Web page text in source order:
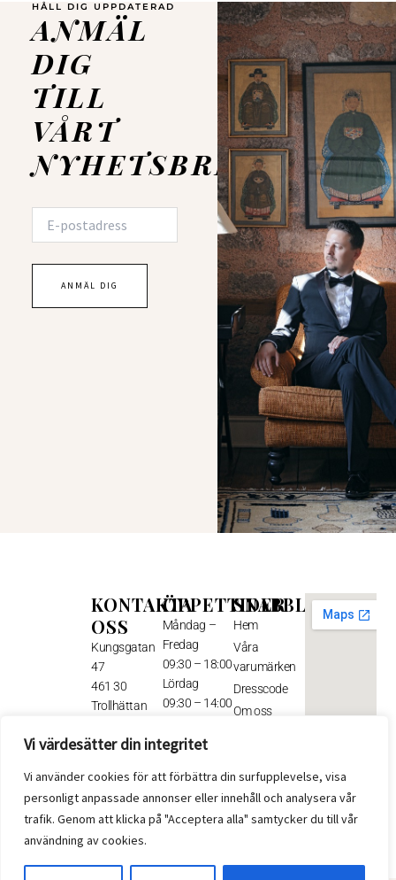
Vi värdesätter din integritet
Vi använder cookies för att förbättra din surfupplevelse, visa
personligt anpassade annonser eller innehåll och analysera vår
trafik. Genom att klicka på "Acceptera alla" samtycker du till vår
användning av cookies.
HÅLL DIG UPPDATERAD
ANMÄL
DIG
TILL
VÅRT
NYHETSBREV!
KONTAKTA
OSS
Kungsgatan
47
461 30
Trollhättan
102 07
info@stjarnklader.se
FÖLJF
a
e
I
t
ÖPPETTIDER
Måndag –
Fredag
09:30 – 18:00
Lördag
09:30 – 14:00
Midsommarafton
Midsommardagen
STÄNGT
SNABBLÄNKAR
Hem
Våra
varumärken
Dresscode
Om oss